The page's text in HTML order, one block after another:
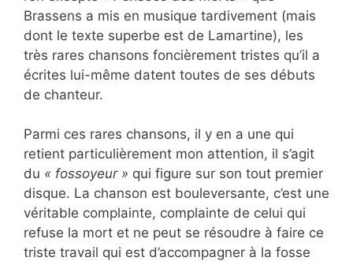
Brassens a mis en musique tardivement (mais
dont le texte superbe est de Lamartine), les
très rares chansons foncièrement tristes qu’il a
écrites lui-même datent toutes de ses débuts
de chanteur.
Parmi ces rares chansons, il y en a une qui
retient particulièrement mon attention, il s’agit
du « fossoyeur » qui figure sur son tout premier
disque. La chanson est bouleversante, c’est une
véritable complainte, complainte de celui qui
refuse la mort et ne peut se résoudre à faire ce
triste travail qui est d’accompagner à la fosse